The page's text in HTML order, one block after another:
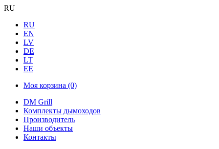
RU
RU
EN
LV
DE
LT
EE
Моя корзина (0)
DM Grill
Комплекты дымоходов
Производитель
Наши объекты
Контакты